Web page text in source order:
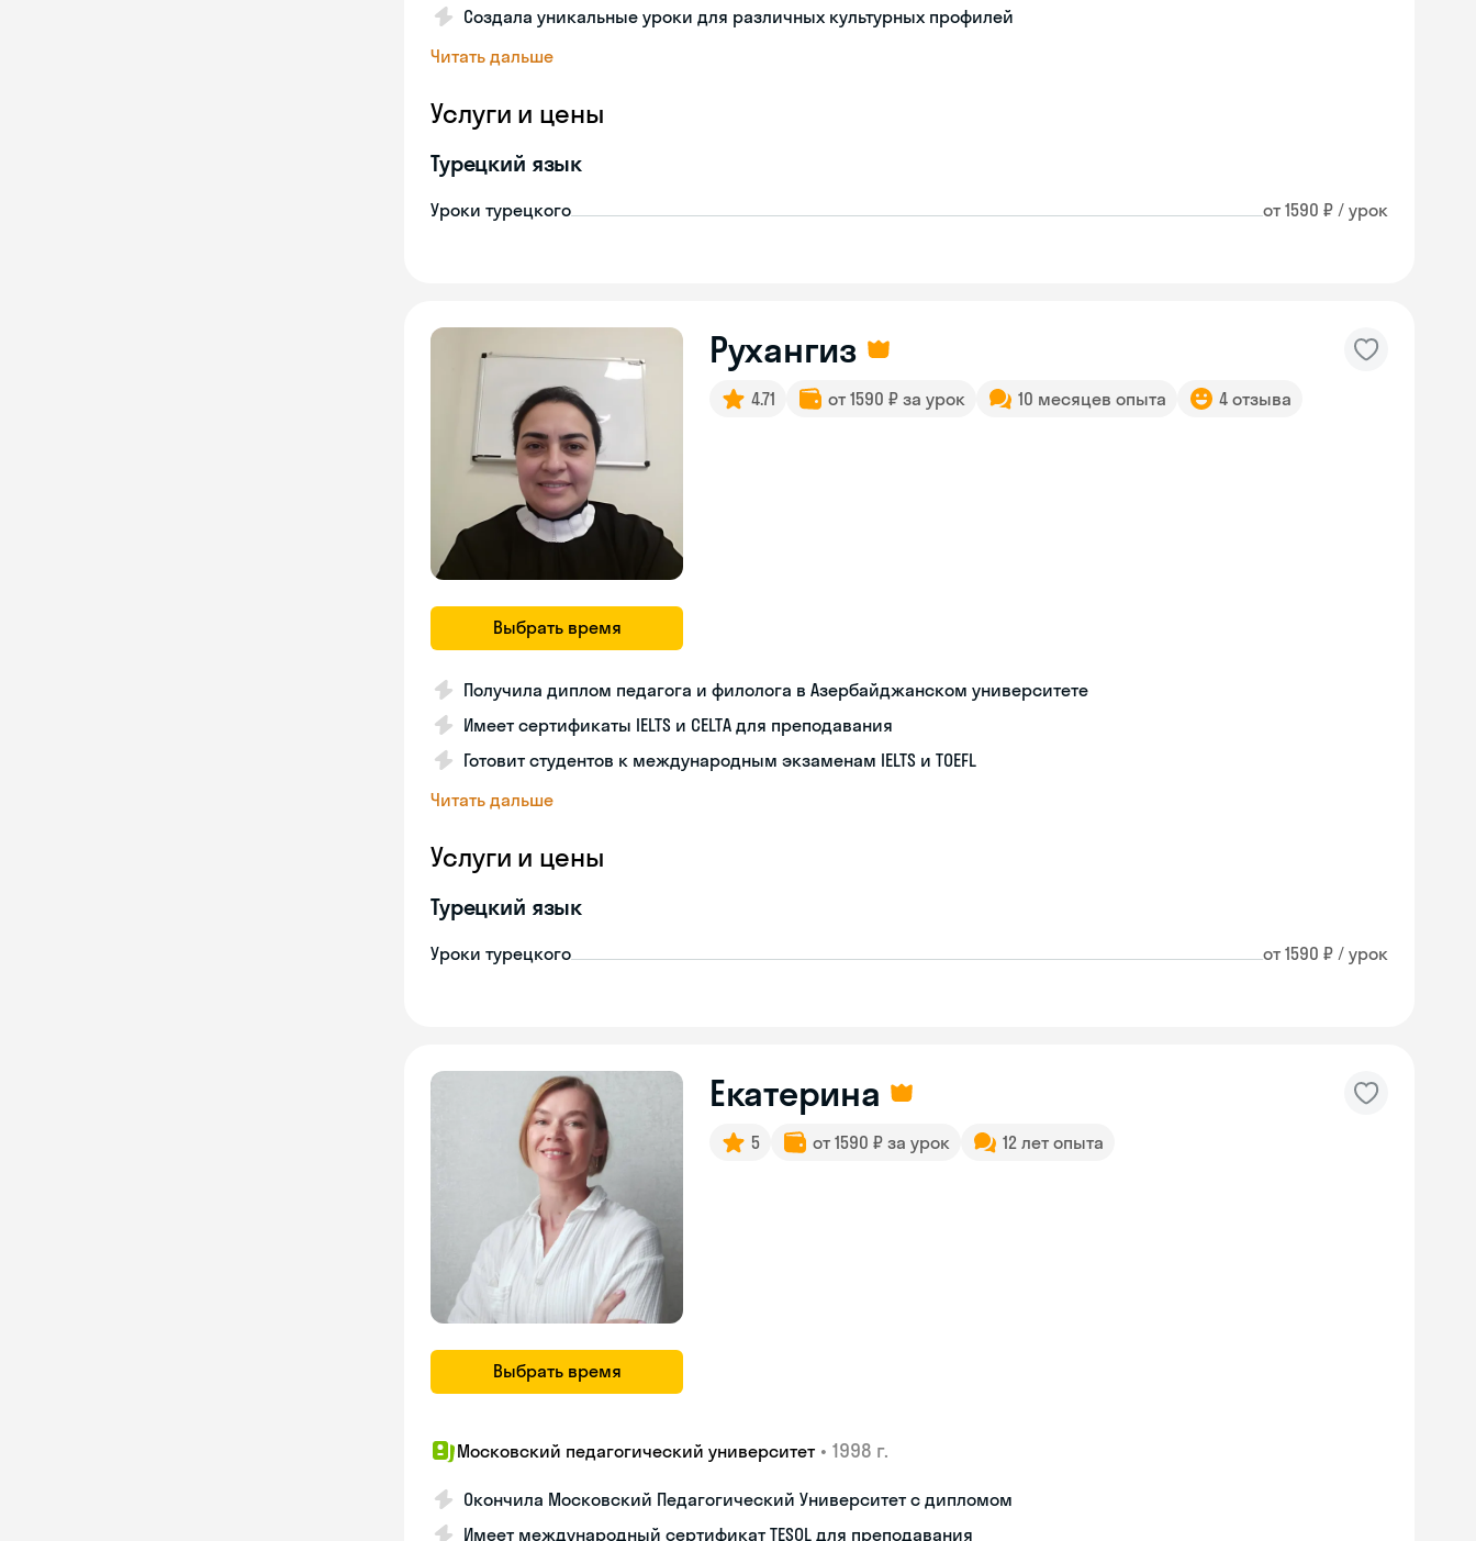
Создала уникальные уроки для различных культурных профилей
Читать дальше
Услуги и цены
Турецкий язык
Уроки турецкого от 1590 ₽ / урок
Выбрать время
Рухангиз
4.71 от 1590 ₽ за урок 10 месяцев опыта 4 отзыва
Получила диплом педагога и филолога в Азербайджанском университете
Имеет сертификаты IELTS и CELTA для преподавания
Готовит студентов к международным экзаменам IELTS и TOEFL
Читать дальше
Услуги и цены
Турецкий язык
Уроки турецкого от 1590 ₽ / урок
Выбрать время
Екатерина
5 от 1590 ₽ за урок 12 лет опыта
Московский педагогический университет • 1998 г.
Окончила Московский Педагогический Университет с дипломом
Имеет международный сертификат TESOL для преподавания